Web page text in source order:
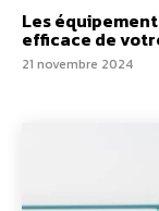
Les
efficace de
21 novembre 2024